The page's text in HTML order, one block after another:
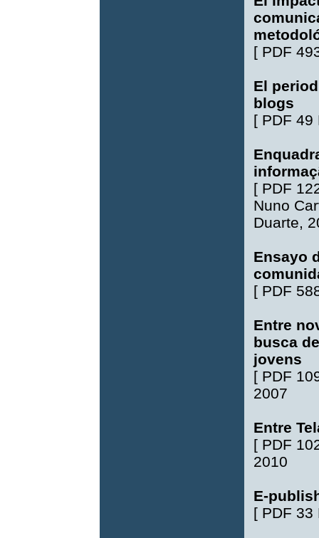
[ PDF
El
blogs
[ PDF 49
[ PDF
Nuno
Duarte,
Ensayo
[ PDF
Entre
busca
jovens
[ PDF
2007
Entre
[ PDF
2010
E-
[ PDF 33